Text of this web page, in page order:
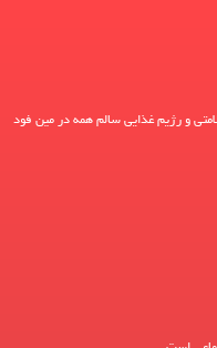
و رژیم غذایی سالم همه در مین فود